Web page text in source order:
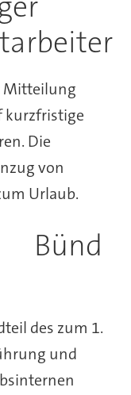
Mitteilung
kurzfristige
Die
von
Urlaub.
Bünd
des zum 1.
und